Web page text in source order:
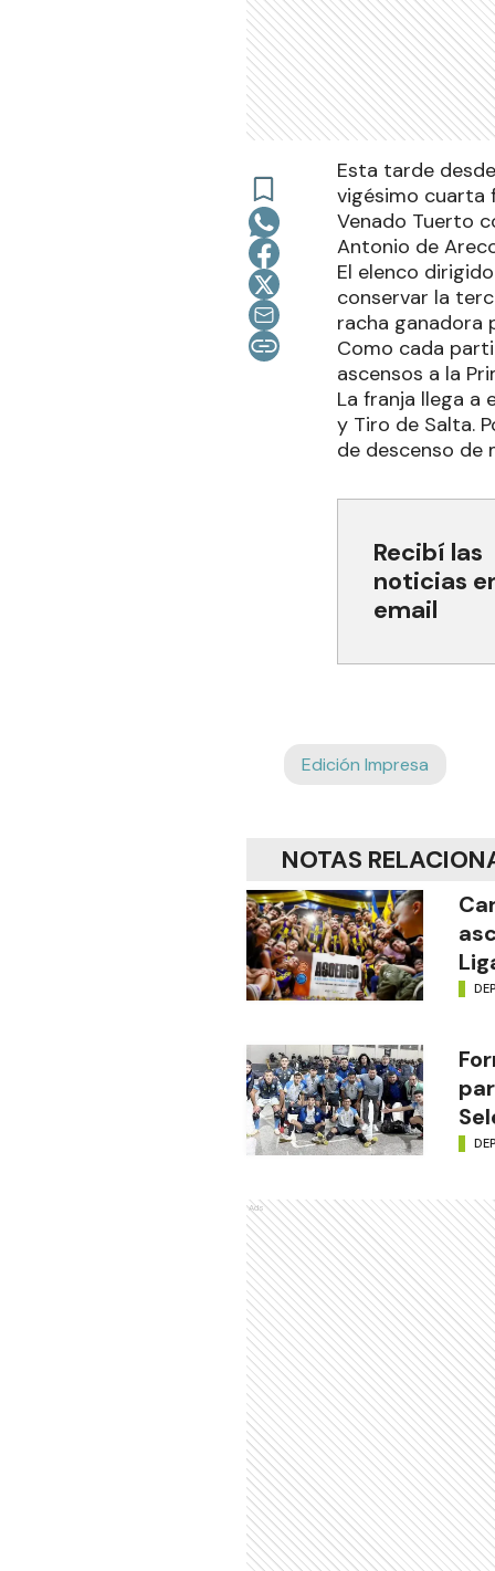
Esta tarde
vigésimo cuarta
Venado Tuerto
Antonio de
El elenco
conservar la
racha ganadora
Como cada
ascensos a la
La franja llega a
y Tiro de Salta.
de descenso de
Recibí las
noticias
email
Edición Impresa
NOTAS
Ads